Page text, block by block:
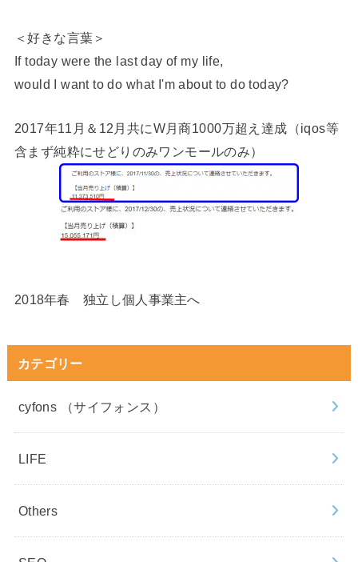
＜好きな言葉＞
If today were the last day of my life,
would I want to do what I'm about to do today?
2017年11月＆12月共にW月商1000万超え達成（iqos等
含まず純粋にせどりのみワンモールのみ）
2018年春 独立し個人事業主へ
カテゴリー
cyfons （サイフォンス）
LIFE
Others